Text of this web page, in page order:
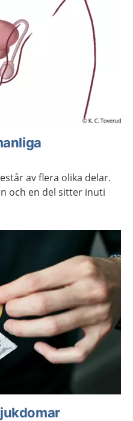
av flera olika delar.
och en del sitter inuti